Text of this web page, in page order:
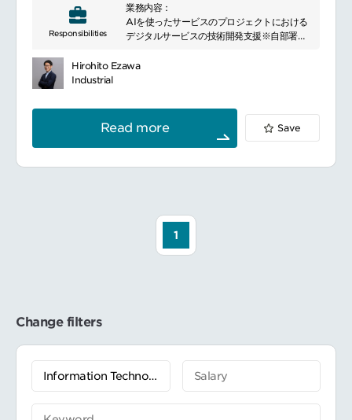
and other products that help improve
the efficiency of the office environment.
We also focus on providing cloud
customers improve their business
environmental protection, striving for
sustainability through energy-efficient
products and recycling programs.
Responsibilities
業務内容：
AIを使ったサービスのプロジェクトにおける
デジタルサービスの技術開発支援※自部署の
他部署への技術支援（AI開発/アルゴリズム開
リケーション開発
Hirohito Ezawa
Industrial
Read more Save
1
Change filters